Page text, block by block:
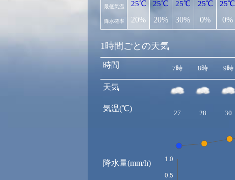
最低気温
降水確率
25℃
20%
25℃
20%
25℃
30%
25℃
0%
25℃
0%
1時間ごとの天気
時間
天気
気温(℃)
降水量(mm/h)
7時 8時 9時
27 28 30